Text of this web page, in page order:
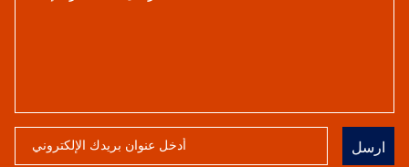
ارسل